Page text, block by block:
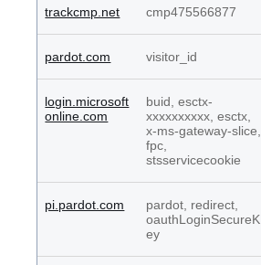
trackcmp.net cmp475566877
pardot.com visitor_id
login.microsoft
online.com
buid, esctx-
xxxxxxxxxx, esctx,
x-ms-gateway-slice,
fpc,
stsservicecookie
pi.pardot.com
pardot, redirect,
oauthLoginSecureK
ey